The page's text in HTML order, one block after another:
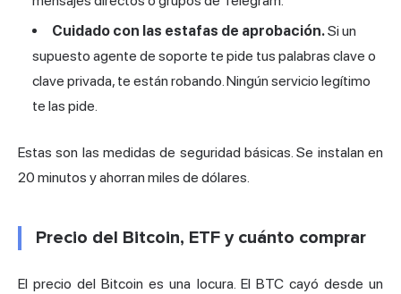
Cuidado con las estafas de aprobación.Si un
supuesto agente de soporte te pide tus palabras clave o
clave privada, te están robando. Ningún servicio legítimo
te las pide.
Estas son las medidas de seguridad básicas. Se instalan en
20 minutos y ahorran miles de dólares.
Precio del Bitcoin, ETF y cuánto comprar
El precio del Bitcoin es una locura. El BTC cayó desde un